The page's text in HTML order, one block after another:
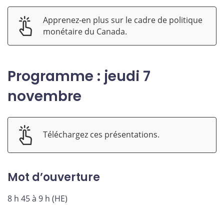
Apprenez-en plus sur le cadre de politique
monétaire du Canada.
Programme : jeudi 7
novembre
Téléchargez ces présentations.
Mot d’ouverture
8 h 45 à 9 h (HE)